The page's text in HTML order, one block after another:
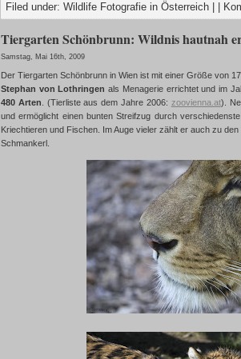
Filed under: Wildlife Fotografie in Österreich
Tiergarten Schönbrunn: Wildnis hautnah
Samstag, Mai 16th, 2009
Der Tiergarten Schönbrunn in Wien ist mit einer Größe von
Stephan von Lothringen als Menagerie errichtet und im
480 Arten . (Tierliste aus dem Jahre 2006: zoovienna.at).
und ermöglicht einen bunten Streifzug durch
Kriechtieren und Fischen. Im Auge vieler zählt er auch zu den
Schmankerl.